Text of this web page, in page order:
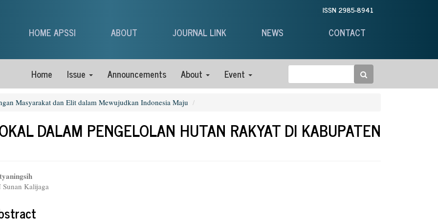
ISSN 2985-8941
HOME APSSI ABOUT JOURNAL LINK NEWS CONTACT
Home Issue Announcements About Event
Masyarakat dan Elit dalam Mewujudkan Indonesia Maju
DALAM PENGELOLAN HUTAN RAKYAT DI KABUPATEN
Kalijaga